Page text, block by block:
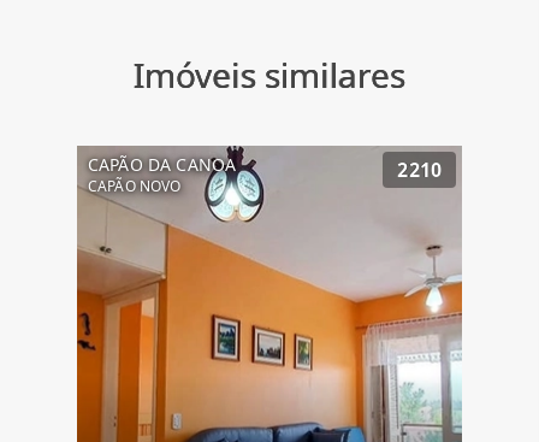
Imóveis similares
CAPÃO DA CANOA
CAPÃO NOVO
2210